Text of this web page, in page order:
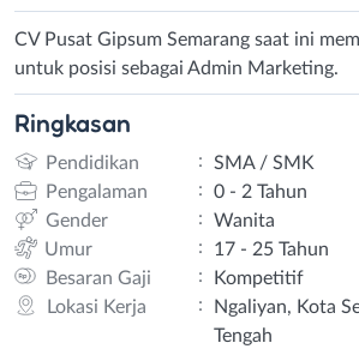
CV Pusat Gipsum Semarang saat ini
untuk posisi sebagai Admin Marketing.
Ringkasan
Pendidikan :
SMA / SMK
Pengalaman
:
0 - 2 Tahun
Gender
:
Wanita
Umur
:
17 - 25 Tahun
Besaran Gaji
:
Kompetitif
Lokasi Kerja
:
Ngaliyan, Kota
Tengah